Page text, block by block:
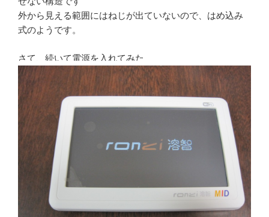
外から見える範囲にはねじが出ていないので、はめ込み
式のようです。
さて、続いて電源を入れてみた